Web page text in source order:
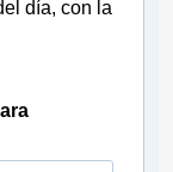
día, con la